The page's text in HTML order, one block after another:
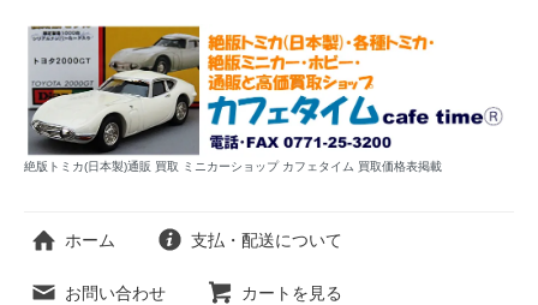
絶版トミカ(日本製)通販 買取 ミニカーショップ カフェタイム 買取価格表掲載
ホーム 支払・配送について
お問い合わせ カートを見る